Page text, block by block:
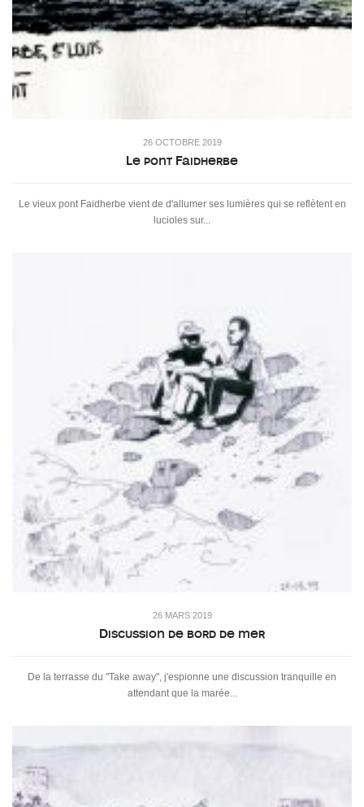
26 OCTOBRE 2019
Le pont Faidherbe
Le vieux pont Faidherbe vient de d'allumer ses lumières qui se reflètent en
lucioles sur...
26 MARS 2019
Discussion de bord de mer
De la terrasse du "Take away", j'espionne une discussion tranquille en
attendant que la marée...